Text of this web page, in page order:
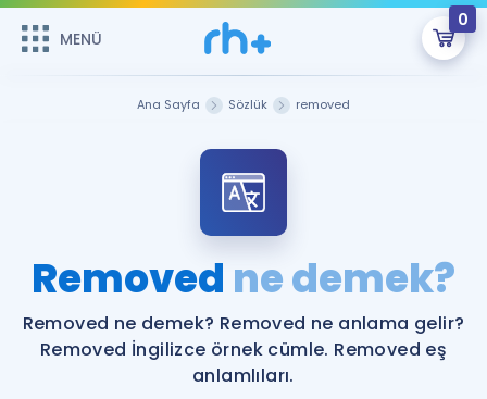
MENÜ
0
ÜYE DEĞİLİM
Sepetin Şu An Boş.
Remzi Hoca ile seni sınava hazırlayacak onlarca eğitim seni
bekliyor!
MENÜ
Faydalı Araçlar
Ana Sayfa Sözlük removed
Removed ne demek?
Removed ne demek? Removed ne anlama gelir?
Removed İngilizce örnek cümle. Removed eş
anlamlıları.